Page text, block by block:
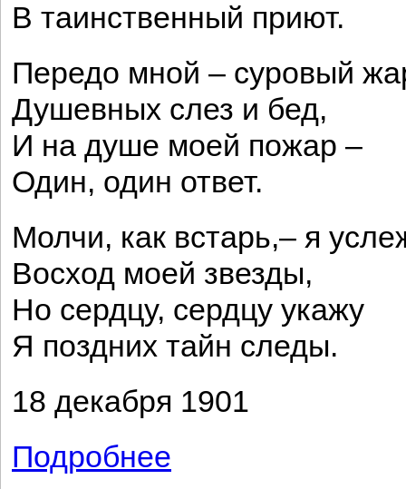
В таинственный приют.
Передо мной – суровый
Душевных слез и бед,
И на душе моей пожар –
Один, один ответ.
Молчи, как встарь,– я
Восход моей звезды,
Но сердцу, сердцу укажу
Я поздних тайн следы.
18 декабря 1901
Подробнее